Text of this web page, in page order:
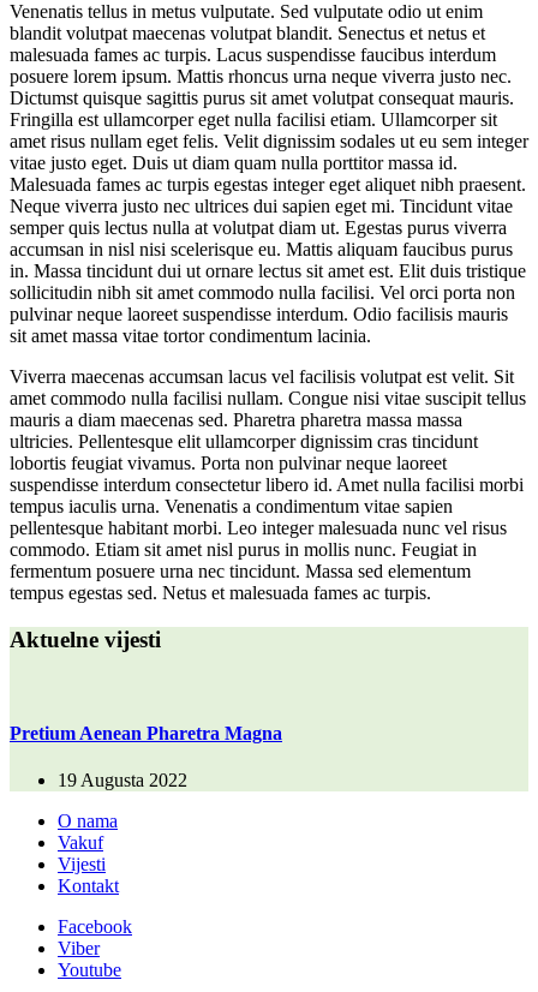
Venenatis tellus in metus vulputate. Sed vulputate odio ut enim
blandit volutpat maecenas volutpat blandit. Senectus et netus et
malesuada fames ac turpis. Lacus suspendisse faucibus interdum
posuere lorem ipsum. Mattis rhoncus urna neque viverra justo nec.
Dictumst quisque sagittis purus sit amet volutpat consequat mauris.
Fringilla est ullamcorper eget nulla facilisi etiam. Ullamcorper sit
amet risus nullam eget felis. Velit dignissim sodales ut eu sem integer
vitae justo eget. Duis ut diam quam nulla porttitor massa id.
Malesuada fames ac turpis egestas integer eget aliquet nibh praesent.
Neque viverra justo nec ultrices dui sapien eget mi. Tincidunt vitae
semper quis lectus nulla at volutpat diam ut. Egestas purus viverra
accumsan in nisl nisi scelerisque eu. Mattis aliquam faucibus purus
in. Massa tincidunt dui ut ornare lectus sit amet est. Elit duis tristique
sollicitudin nibh sit amet commodo nulla facilisi. Vel orci porta non
pulvinar neque laoreet suspendisse interdum. Odio facilisis mauris
sit amet massa vitae tortor condimentum lacinia.
Viverra maecenas accumsan lacus vel facilisis volutpat est velit. Sit
amet commodo nulla facilisi nullam. Congue nisi vitae suscipit tellus
mauris a diam maecenas sed. Pharetra pharetra massa massa
ultricies. Pellentesque elit ullamcorper dignissim cras tincidunt
lobortis feugiat vivamus. Porta non pulvinar neque laoreet
suspendisse interdum consectetur libero id. Amet nulla facilisi morbi
tempus iaculis urna. Venenatis a condimentum vitae sapien
pellentesque habitant morbi. Leo integer malesuada nunc vel risus
commodo. Etiam sit amet nisl purus in mollis nunc. Feugiat in
fermentum posuere urna nec tincidunt. Massa sed elementum
tempus egestas sed. Netus et malesuada fames ac turpis.
Aktuelne vijesti
Pretium Aenean Pharetra Magna
19 Augusta 2022
O nama
Vakuf
Vijesti
Kontakt
Facebook
Viber
Youtube